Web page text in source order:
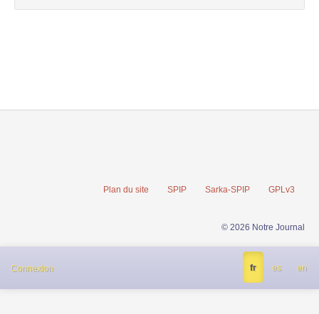
Plan du site SPIP Sarka-SPIP GPLv3
© 2026 Notre Journal
Connexion fr es en